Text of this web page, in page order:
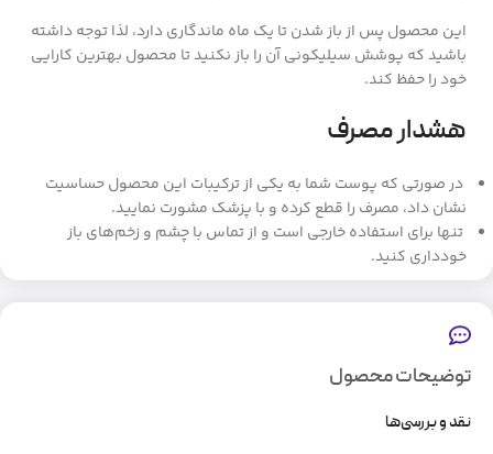
این محصول پس از باز شدن تا یک ماه ماندگاری دارد، لذا توجه داشته
باشید که پوشش سیلیکونی آن را باز نکنید تا محصول بهترین کارایی
خود را حفظ کند.
هشدار مصرف
در صورتی که پوست شما به یکی از ترکیبات این محصول حساسیت
نشان داد، مصرف را قطع کرده و با پزشک مشورت نمایید.
تنها برای استفاده خارجی است و از تماس با چشم و زخم‌های باز
خودداری کنید.
توضیحات محصول
نقد و بررسی‌ها